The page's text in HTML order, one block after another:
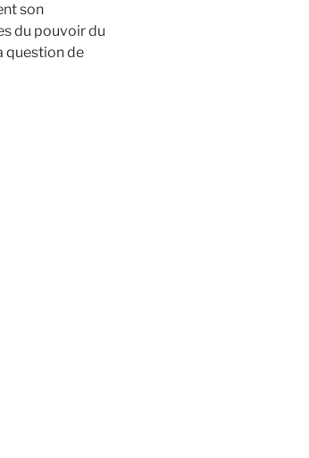
son
du pouvoir du
question de